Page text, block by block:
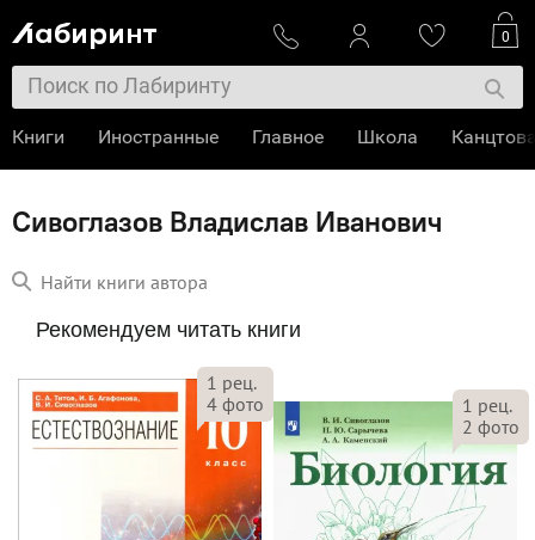
Сивоглазов Владислав Иванович
Найти книги автора
Рекомендуем читать книги
1 рец.
4 фото 1 рец.
2 фото
0
Книги Иностранные Главное Школа